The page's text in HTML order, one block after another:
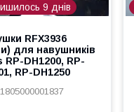
9 днів
RFX3936
для навушників
RP-DH1200, RP-
RP-DH1250
1805000001837